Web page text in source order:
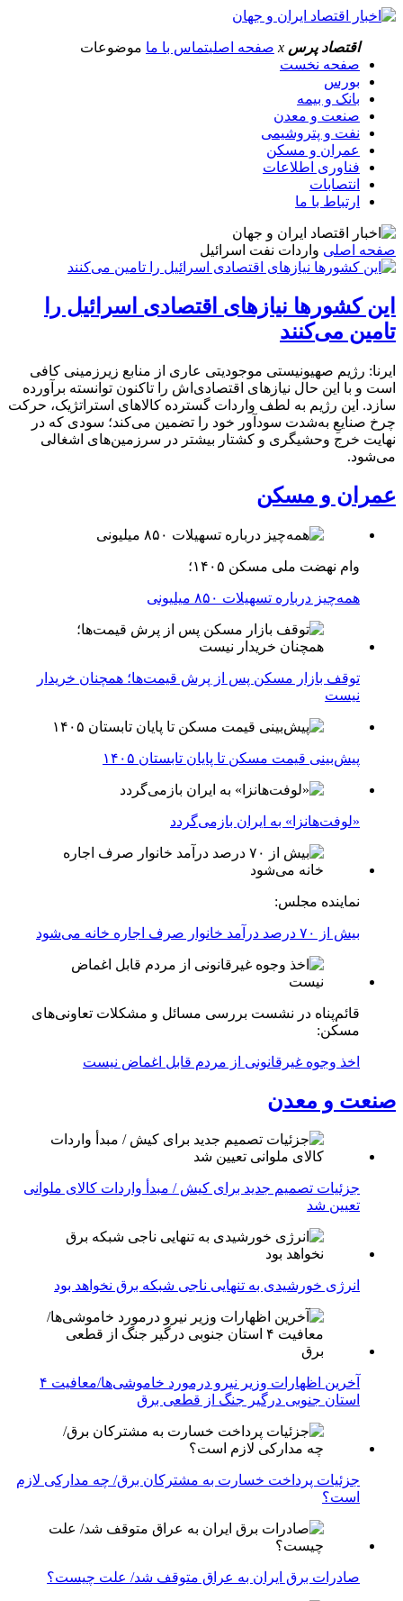
اقتصاد پرس x صفحه اصلیتماس با ما موضوعات
صفحه نخست
بورس
بانک و بیمه
صنعت و معدن
نفت و پتروشیمی
عمران و مسکن
فناوری اطلاعات
انتصابات
ارتباط با ما
صفحه اصلی واردات نفت اسرائیل
این کشورها نیازهای اقتصادی‌ اسرائیل را
تامین می‌کنند
ایرنا: رژیم صهیونیستی موجودیتی عاری از منابع زیرزمینی کافی
است و با این حال نیازهای اقتصادی‌اش را تاکنون توانسته برآورده
سازد. این رژیم به لطف واردات گسترده کالاهای استراتژیک، حرکت
چرخ صنایعِ به‌شدت سودآور خود را تضمین می‌کند؛ سودی که در
نهایت خرج وحشیگری و کشتار بیشتر در سرزمین‌های اشغالی
می‌شود.
عمران و مسکن
وام نهضت ملی مسکن ۱۴۰۵؛
همه‌چیز درباره تسهیلات ۸۵۰ میلیونی
توقف بازار مسکن پس از پرش قیمت‌ها؛ همچنان خریدار
نیست
پیش‌بینی قیمت مسکن تا پایان تابستان ۱۴۰۵
«لوفت‌هانزا» به ایران بازمی‌گردد
نماینده مجلس:
بیش از ۷۰ درصد درآمد خانوار صرف اجاره خانه می‌شود
قائم‌پناه در نشست بررسی مسائل و مشکلات تعاونی‌های
مسکن:
اخذ وجوه غیرقانونی از مردم قابل اغماض نیست
صنعت و معدن
جزئیات تصمیم جدید برای کیش / مبدأ واردات کالای ملوانی
تعیین شد
انرژی خورشیدی به تنهایی ناجی شبکه برق نخواهد بود
آخرین اظهارات وزیر نیرو درمورد خاموشی‌ها/معافیت ۴
استان جنوبی درگیر جنگ از قطعی برق
جزئیات پرداخت خسارت به مشترکان برق/ چه مدارکی لازم
است؟
صادرات برق ایران به عراق متوقف شد/ علت چیست؟